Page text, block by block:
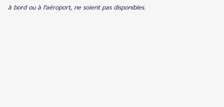
à bord ou à l'aéroport, ne soient pas disponibles.